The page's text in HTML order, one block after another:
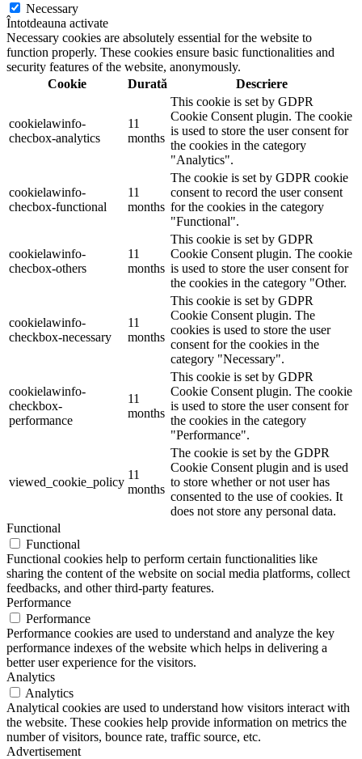
Necessary
Întotdeauna activate
Necessary cookies are absolutely essential for the website to
function properly. These cookies ensure basic functionalities and
security features of the website, anonymously.
Cookie
Durată Descriere
cookielawinfo-
checbox-analytics
11
months
This cookie is set by GDPR
Cookie Consent plugin. The cookie
is used to store the user consent for
the cookies in the category
"Analytics".
cookielawinfo-
checbox-functional
11
months
The cookie is set by GDPR cookie
consent to record the user consent
for the cookies in the category
"Functional".
cookielawinfo-
checbox-others
11
months
This cookie is set by GDPR
Cookie Consent plugin. The cookie
is used to store the user consent for
the cookies in the category "Other.
cookielawinfo-
checkbox-necessary
11
months
This cookie is set by GDPR
Cookie Consent plugin. The
cookies is used to store the user
consent for the cookies in the
category "Necessary".
cookielawinfo-
checkbox-
performance
11
months
This cookie is set by GDPR
Cookie Consent plugin. The cookie
is used to store the user consent for
the cookies in the category
"Performance".
viewed_cookie_policy
11
months
The cookie is set by the GDPR
Cookie Consent plugin and is used
to store whether or not user has
consented to the use of cookies. It
does not store any personal data.
Functional
Functional
Functional cookies help to perform certain functionalities like
sharing the content of the website on social media platforms, collect
feedbacks, and other third-party features.
Performance
Performance
Performance cookies are used to understand and analyze the key
performance indexes of the website which helps in delivering a
better user experience for the visitors.
Analytics
Analytics
Analytical cookies are used to understand how visitors interact with
the website. These cookies help provide information on metrics the
number of visitors, bounce rate, traffic source, etc.
Advertisement